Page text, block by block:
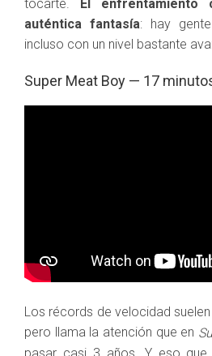
tocarte. El enfrentamiento
auténtica fantasía: hay
incluso con un nivel bastante
Super Meat Boy — 17
Los récords de velocidad
pero llama la atención que en